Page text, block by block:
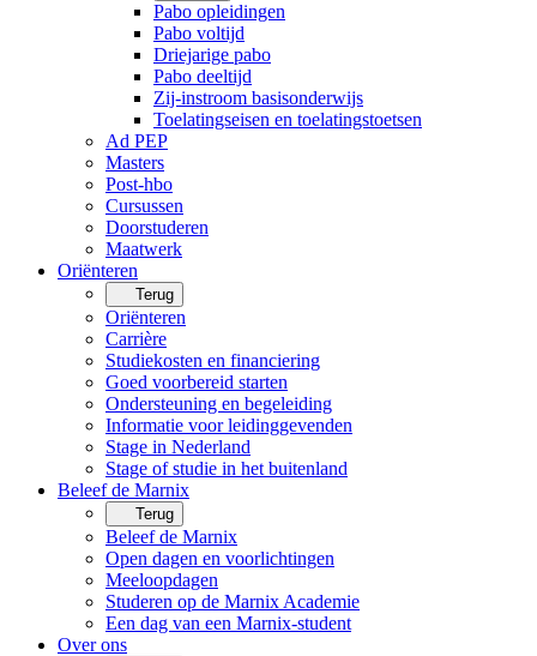
Pabo opleidingen
Pabo voltijd
Driejarige pabo
Pabo deeltijd
Zij-instroom basisonderwijs
Toelatingseisen en toelatingstoetsen
Ad PEP
Masters
Post-hbo
Cursussen
Doorstuderen
Maatwerk
Oriënteren
Terug
Oriënteren
Carrière
Studiekosten en financiering
Goed voorbereid starten
Ondersteuning en begeleiding
Informatie voor leidinggevenden
Stage in Nederland
Stage of studie in het buitenland
Beleef de Marnix
Terug
Beleef de Marnix
Open dagen en voorlichtingen
Meeloopdagen
Studeren op de Marnix Academie
Een dag van een Marnix-student
Over ons